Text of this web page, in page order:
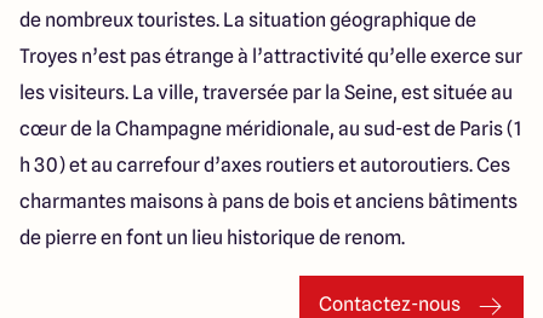
de nombreux touristes. La situation géographique de
Troyes n’est pas étrange à l’attractivité qu’elle exerce sur
les visiteurs. La ville, traversée par la Seine, est située au
cœur de la Champagne méridionale, au sud-est de Paris (1
h 30) et au carrefour d’axes routiers et autoroutiers. Ces
charmantes maisons à pans de bois et anciens bâtiments
de pierre en font un lieu historique de renom.
Contactez-nous